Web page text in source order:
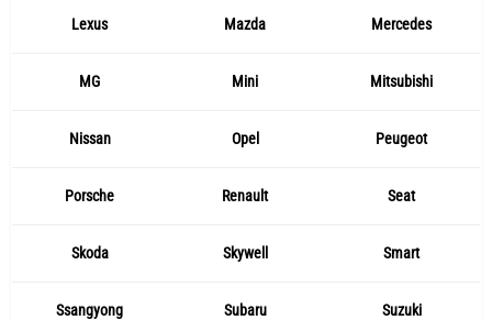
Lexus Mazda Mercedes
MG Mini Mitsubishi
Nissan Opel Peugeot
Porsche Renault Seat
Skoda Skywell Smart
Ssangyong Subaru Suzuki